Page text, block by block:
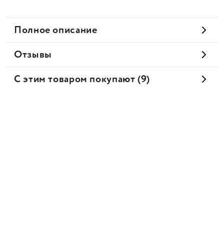
Полное описание
Отзывы
С этим товаром покупают (9)